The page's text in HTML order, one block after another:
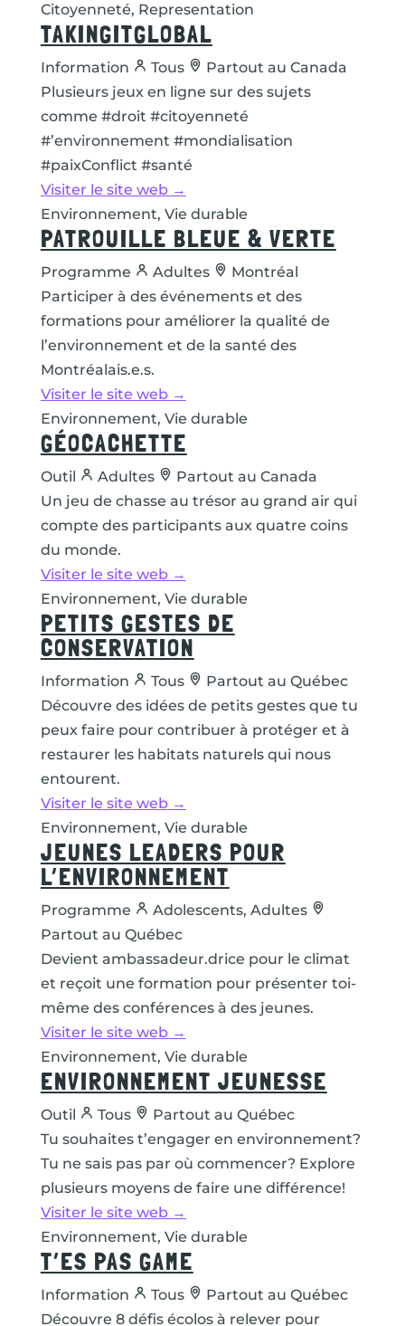
Citoyenneté, Representation
TAKINGITGLOBAL
Information Tous
Partout au Canada
Plusieurs jeux en ligne sur des sujets
comme #droit #citoyenneté
#’environnement #mondialisation
#paixConflict #santé
Visiter le site web →
Environnement, Vie durable
PATROUILLE BLEUE & VERTE
Programme Adultes
Montréal
Participer à des événements et des
formations pour améliorer la qualité de
l’environnement et de la santé des
Montréalais.e.s.
Visiter le site web →
Environnement, Vie durable
GÉOCACHETTE
Outil Adultes
Partout au Canada
Un jeu de chasse au trésor au grand air qui
compte des participants aux quatre coins
du monde.
Visiter le site web →
Environnement, Vie durable
PETITS GESTES DE
CONSERVATION
Information Tous
Partout au Québec
Découvre des idées de petits gestes que tu
peux faire pour contribuer à protéger et à
restaurer les habitats naturels qui nous
entourent.
Visiter le site web →
Environnement, Vie durable
JEUNES LEADERS POUR
L’ENVIRONNEMENT
Programme
Adolescents, Adultes
Partout au Québec
Devient ambassadeur.drice pour le climat
et reçoit une formation pour présenter toi-
même des conférences à des jeunes.
Visiter le site web →
Environnement, Vie durable
ENVIRONNEMENT JEUNESSE
Outil Tous
Partout au Québec
Tu souhaites t’engager en environnement?
Tu ne sais pas par où commencer? Explore
plusieurs moyens de faire une différence!
Visiter le site web →
Environnement, Vie durable
T’ES PAS GAME
Information Tous
Partout au Québec
Découvre 8 défis écolos à relever pour